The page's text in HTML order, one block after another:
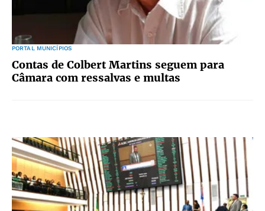
PORTAL MUNICÍPIOS
Contas de Colbert Martins seguem para
Câmara com ressalvas e multas